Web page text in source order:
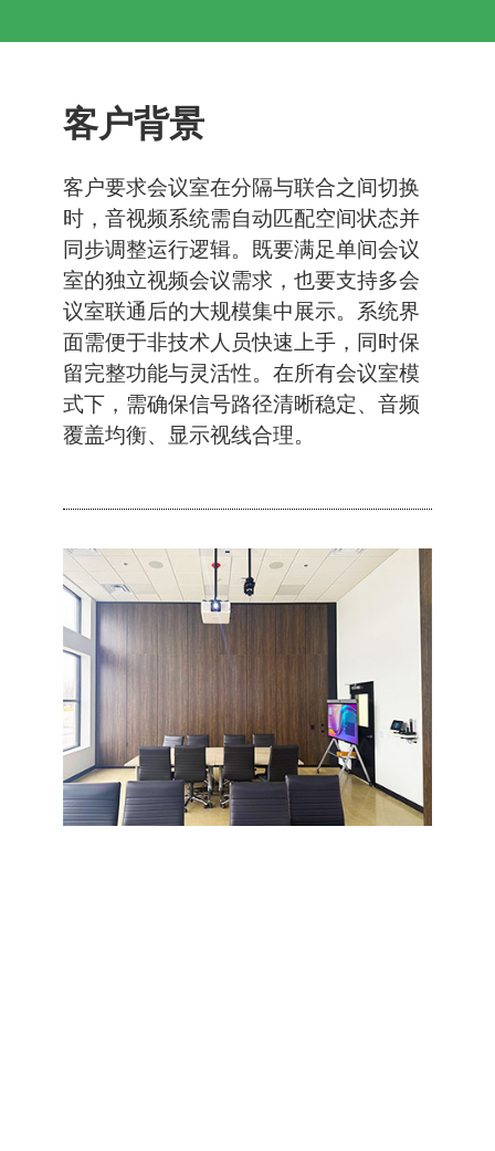
客户背景
客户要求会议室在分隔与联合之间切换
时，音视频系统需自动匹配空间状态并
同步调整运行逻辑。既要满足单间会议
室的独立视频会议需求，也要支持多会
议室联通后的大规模集中展示。系统界
面需便于非技术人员快速上手，同时保
留完整功能与灵活性。在所有会议室模
式下，需确保信号路径清晰稳定、音频
覆盖均衡、显示视线合理。